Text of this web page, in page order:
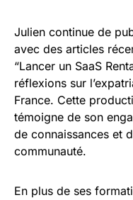
Julien continue de
avec des articles
“Lancer un SaaS
réflexions sur
France. Cette
témoigne de son
de connaissances et
communauté.
En plus de ses